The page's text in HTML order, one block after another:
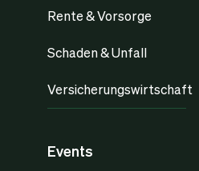
Rente & Vorsorge
Schaden & Unfall
Versicherungswirtschaft
Events